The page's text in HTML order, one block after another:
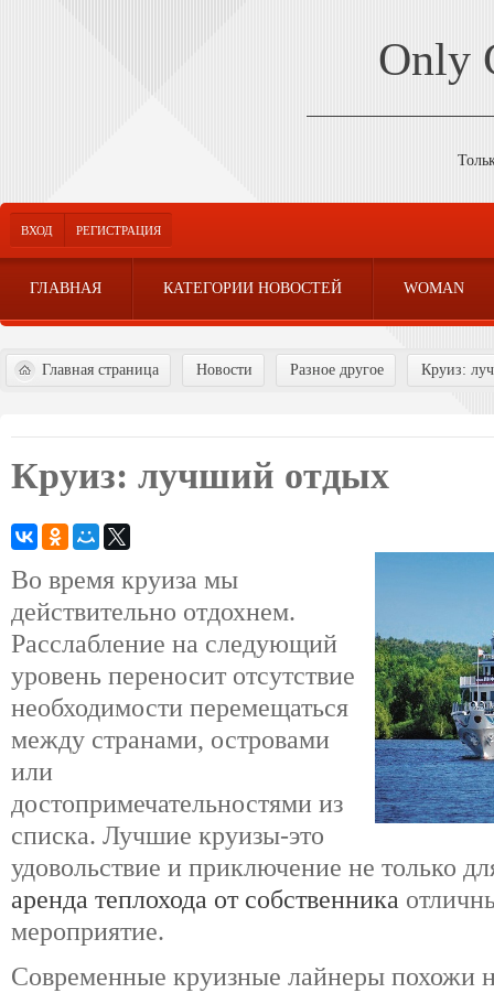
Only
ВХОД РЕГИСТРАЦИЯ
ГЛАВНАЯ КАТЕГОРИИ НОВОСТЕЙ WOMAN
Главная страница Новости Разное другое Круиз:
Круиз: лучший отдых
Во время круиза мы
действительно отдохнем.
Расслабление на следующий
уровень переносит отсутствие
необходимости перемещаться
между странами, островами
или
достопримечательностями из
списка. Лучшие круизы-это
удовольствие и приключение не только
аренда теплохода от собственника
мероприятие.
Современные круизные лайнеры похожи